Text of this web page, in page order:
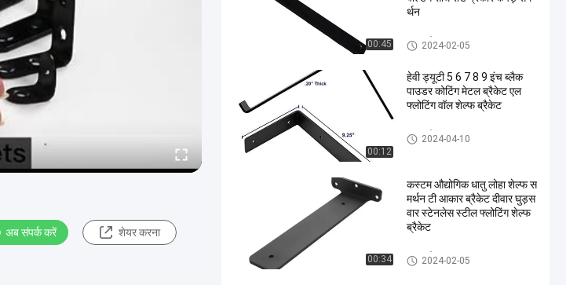
अब संपर्क करें शेयर करना
00:45
र्थन
धातु वर्ग2024-02-05
00:12
हेवी ड्यूटी 5 6 7 8 9 इंच ब्लैक
पाउडर कोटिंग मेटल ब्रैकेट एल
फ्लोटिंग वॉल शेल्फ ब्रैकेट
धातु वर्ग2024-04-10
00:34
कस्टम औद्योगिक धातु लोहा शेल्फ स
मर्थन टी आकार ब्रैकेट दीवार घुड़स
वार स्टेनलेस स्टील फ्लोटिंग शेल्फ
ब्रैकेट
धातु वर्ग2024-02-05